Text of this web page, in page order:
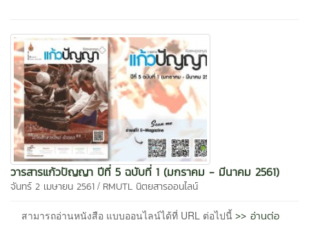
วารสารแก้วปัญญา ปีที่ 5 ฉบับที่ 1 (มกราคม - มีนาคม 2561)
จันทร์ 2 เมษายน 2561 / RMUTL นิตยสารออนไลน์
สามารถอ่านหนังสือ แบบออนไลน์ได้ที่ URL ต่อไปนี้ >> อ่านต่อ